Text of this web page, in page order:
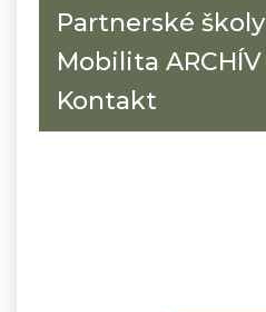
Partnerské školy
Mobilita ARCHÍV
Kontakt